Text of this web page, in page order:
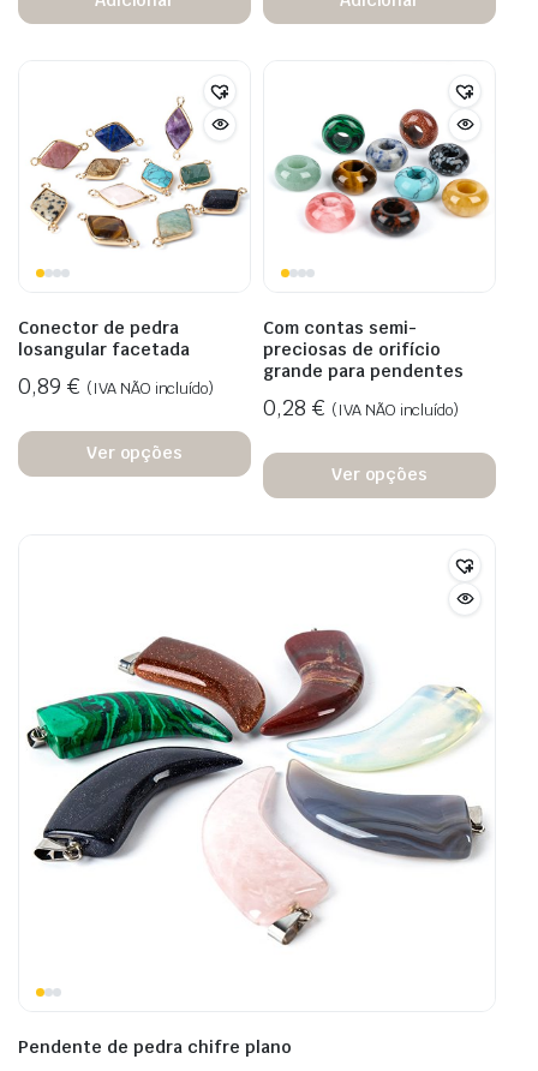
Conector de pedra
losangular facetada
0,89 € (IVA NÃO incluído)
Ver opções
Com contas semi-
preciosas de orifício
grande para pendentes
0,28 € (IVA NÃO incluído)
Ver opções
Pendente de pedra chifre plano